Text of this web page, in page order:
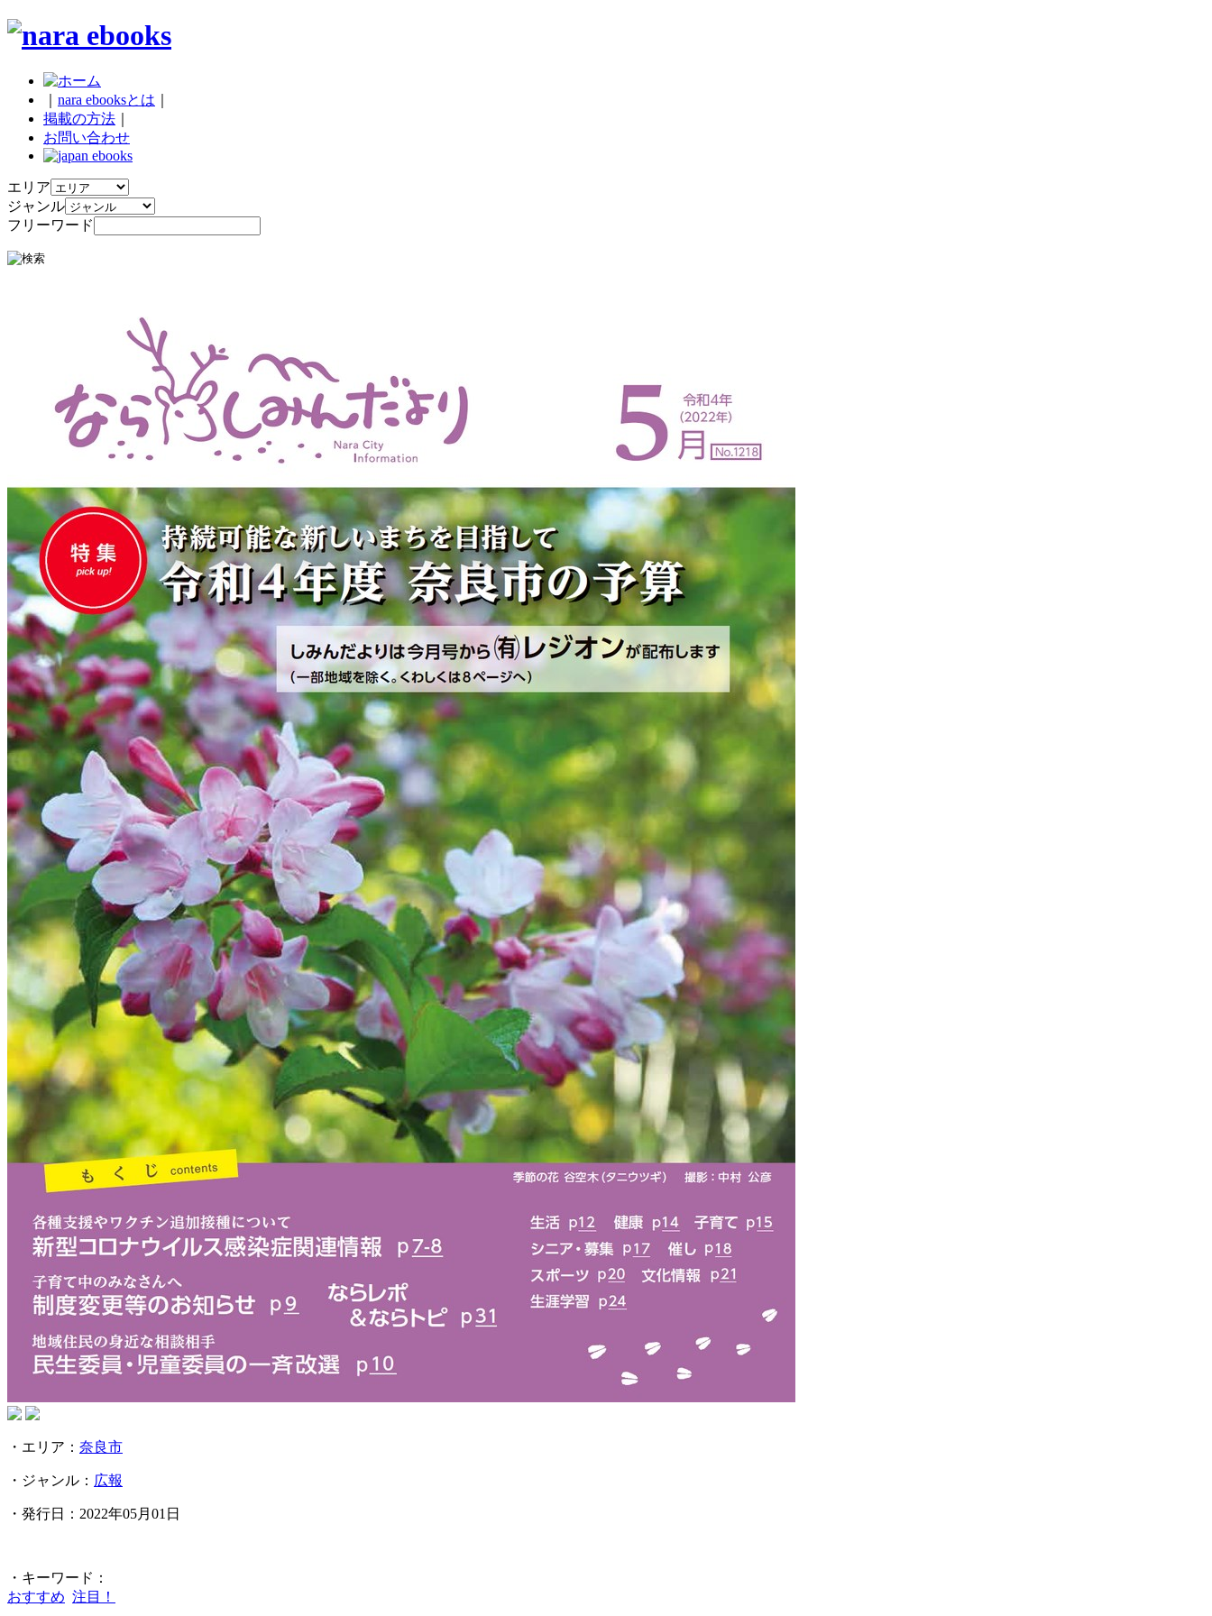
nara ebooksとは
掲載の方法
お問い合わせ
エリア
ジャンル
フリーワード
・エリア： 奈良市
・ジャンル： 広報
・発行日：2022年05月01日
・キーワード：
おすすめ 注目！